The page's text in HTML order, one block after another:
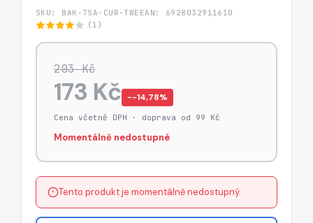
SKU: BAK-7SA-CUR-TWE EAN: 6928032911610
(1)
203 Kč
173 Kč −-14,78%
Cena včetně DPH · doprava od 99 Kč
Momentálně nedostupné
Tento produkt je momentálně nedostupný.